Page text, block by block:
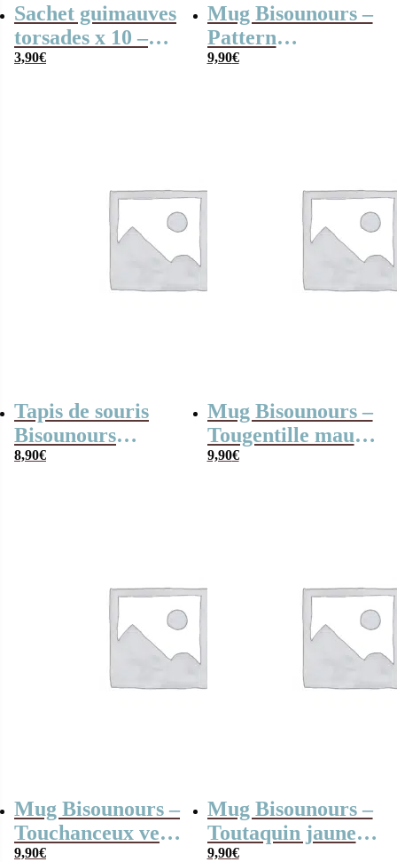
Sachet guimauves
torsades x 10 –
Bisounours
3,90€
Mug Bisounours –
Pattern
“Touronchon” –
9,90€
Tapis de souris
Bisounours
“Toucâlin” rose –
8,90€
Mug Bisounours –
Tougentille mauve
– Cadeau
9,90€
Mug Bisounours –
Touchanceux vert
– Cadeau
9,90€
Mug Bisounours –
Toutaquin jaune –
Cadeau
9,90€